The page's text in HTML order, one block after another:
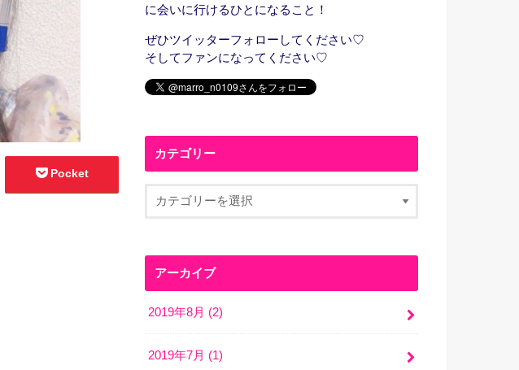
Pocket
に会いに行けるひとになること！
ぜひツイッターフォローしてください♡
そしてファンになってください♡
カテゴリー
アーカイブ
2019年8月 (2)
2019年7月 (1)